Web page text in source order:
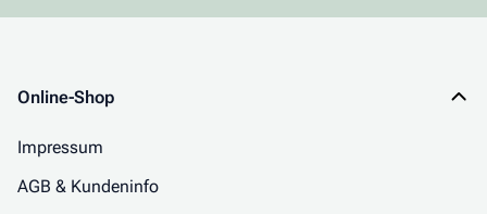
Online-Shop
Impressum
AGB & Kundeninfo